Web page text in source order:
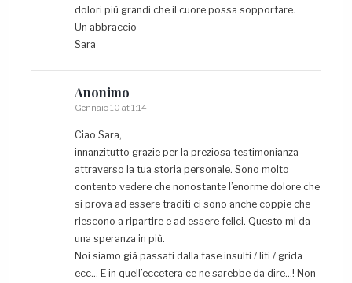
dolori più grandi che il cuore possa sopportare.
Un abbraccio
Sara
Anonimo
Gennaio 10 at 1:14
Ciao Sara,
innanzitutto grazie per la preziosa testimonianza
attraverso la tua storia personale. Sono molto
contento vedere che nonostante l’enorme dolore che
si prova ad essere traditi ci sono anche coppie che
riescono a ripartire e ad essere felici. Questo mi da
una speranza in più.
Noi siamo già passati dalla fase insulti / liti / grida
ecc… E in quell’eccetera ce ne sarebbe da dire…! Non